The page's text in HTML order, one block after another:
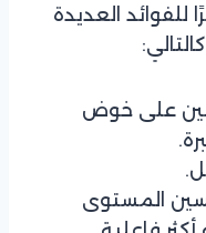
العديدة
على خوض
المستوى